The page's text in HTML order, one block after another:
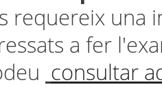
requereix una
a fer
consultar